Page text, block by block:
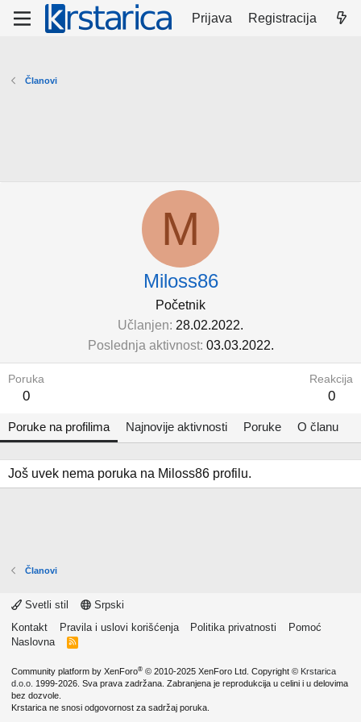
Prijava Registracija
Članovi
M
Miloss86
Početnik
Učlanjen 28.02.2022.
Poslednja aktivnost 03.03.2022.
Poruka
0
Reakcija
0
Poruke na profilima Najnovije aktivnosti Poruke O članu
Još uvek nema poruka na Miloss86 profilu.
Članovi
Svetli stil
Srpski
Kontakt
Pravila i uslovi korišćenja Politika privatnosti
Pomoć
Naslovna
R
Community platform by XenForo® © 2010-2025 XenForo Ltd. Copyright © Krstarica
d.o.o. 1999-2026. Sva prava zadržana. Zabranjena je reprodukcija u celini i u delovima
bez dozvole.
Krstarica ne snosi odgovornost za sadržaj poruka.